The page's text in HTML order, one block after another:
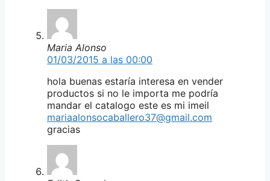
Maria Alonso
01/03/2015 a las 00:00
hola buenas estaría interesa en vender
productos si no le importa me podría
mandar el catalogo este es mi imeil
mariaalonsocaballero37@gmail.com
gracias